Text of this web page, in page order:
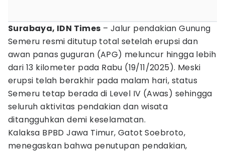
Surabaya, IDN Times – Jalur pendakian Gunung
Semeru resmi ditutup total setelah erupsi dan
awan panas guguran (APG) meluncur hingga lebih
dari 13 kilometer pada Rabu (19/11/2025). Meski
erupsi telah berakhir pada malam hari, status
Semeru tetap berada di Level IV (Awas) sehingga
seluruh aktivitas pendakian dan wisata
ditangguhkan demi keselamatan.
Kalaksa BPBD Jawa Timur, Gatot Soebroto,
menegaskan bahwa penutupan pendakian,